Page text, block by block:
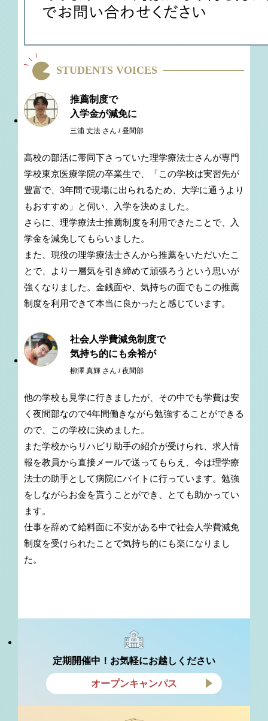
STUDENTS VOICES
推薦制度で
入学金が減免に
三浦 丈法 さん / 昼間部
高校の部活に帯同下さっていた理学療法士さんが専門
学校東京医療学院の卒業生で、「この学校は実習先が
豊富で、3年間で現場に出られるため、大学に通うより
もおすすめ」と伺い、入学を決めました。
さらに、理学療法士推薦制度を利用できたことで、入
学金を減免してもらいました。
また、現役の理学療法士さんから推薦をいただいたこ
とで、より一層気を引き締めて頑張ろうという思いが
強くなりました。金銭面や、気持ちの面でもこの推薦
制度を利用できて本当に良かったと感じています。
社会人学費減免制度で
気持ち的にも余裕が
柳澤 真輝 さん / 夜間部
他の学校も見学に行きましたが、その中でも学費は安
く夜間部なので4年間働きながら勉強することができる
ので、この学校に決めました。
また学校からリハビリ助手の紹介が受けられ、求人情
報を教員から直接メールで送ってもらえ、今は理学療
法士の助手として病院にバイトに行っています。勉強
をしながらお金を貰うことができ、とても助かってい
ます。
仕事を辞めて給料面に不安がある中で社会人学費減免
制度を受けられたことで気持ち的にも楽になりまし
た。
定期開催中！お気軽にお越しください
オープンキャンパス